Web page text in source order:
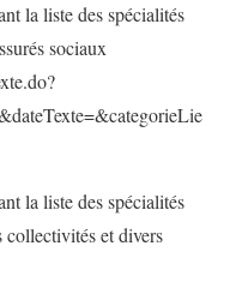
la liste des spécialités
sociaux
la liste des spécialités
collectivités et divers